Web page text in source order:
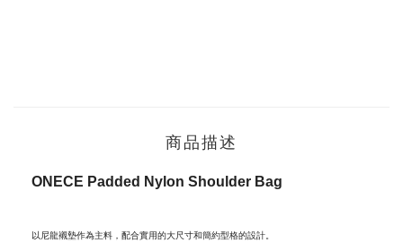
商品描述
ONECE Padded Nylon Shoulder Bag
以尼龍襯墊作為主料，配合實用的大尺寸和簡約型格的設計。